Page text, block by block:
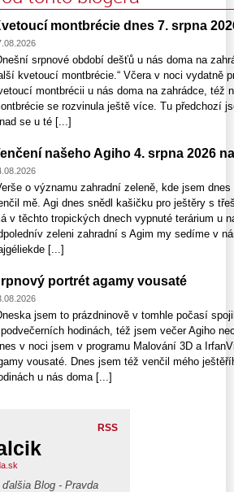
montbrécie dnes 7. srpna
srpnové období dešťů u nás doma na
kvetoucí montbrécie.“ Včera v noci vydatně
montbrécii u nás doma na zahrádce, též
se rozvinula ještě více. Tu předchozí
se u té [...]
našeho Agiho 4. srpna 2026
o významu zahradní zeleně, kde jsem
mě. Agi dnes snědl kašičku pro ještěry s
v těchto tropických dnech vypnuté terárium u
zeleni zahradní s Agim my sedíme v
[...]
portrét agamy vousaté
jsem to prázdninově v tomhle počasí
hodinách, též jsem večer Agiho
v noci jsem v programu Malování 3D a
vousaté. Dnes jsem též venčil mého
u nás doma [...]
RSS
ďalšia Blog - Pravda